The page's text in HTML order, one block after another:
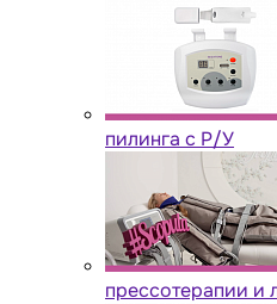
пилинга с Р/У
прессотерапии